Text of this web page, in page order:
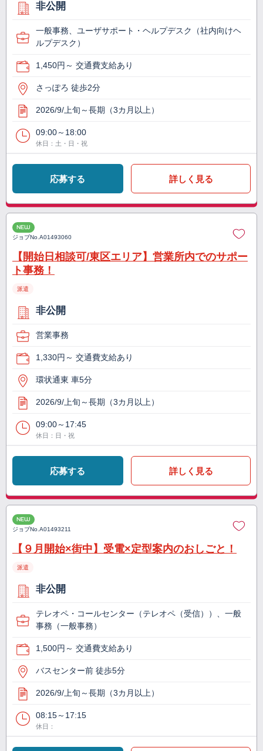
非公開
一般事務、ユーザサポート・ヘルプデスク（社内向けヘ
ルプデスク）
1,450円～ 交通費支給あり
さっぽろ 徒歩2分
2026/9/上旬～長期（3カ月以上）
09:00～18:00
休日：土・日・祝
応募する 詳しく見る
NEW
ジョブNo.A01493060
【開始日相談可/東区エリア】営業所内でのサポー
ト事務！
派遣
非公開
営業事務
1,330円～ 交通費支給あり
環状通東 車5分
2026/9/上旬～長期（3カ月以上）
09:00～17:45
休日：日・祝
応募する 詳しく見る
NEW
ジョブNo.A01493211
【９月開始×街中】受電×定型案内のおしごと！
派遣
非公開
テレオペ・コールセンター（テレオペ（受信））、一般
事務（一般事務）
1,500円～ 交通費支給あり
バスセンター前 徒歩5分
2026/9/上旬～長期（3カ月以上）
08:15～17:15
休日：